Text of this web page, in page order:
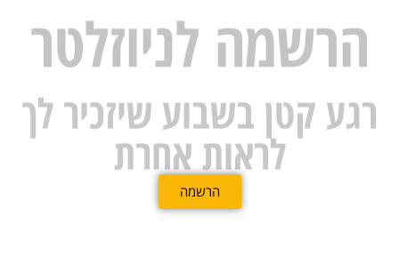
הרשמה לניוזלטר
רגע קטן בשבוע שיזכיר לך
לראות אחרת
הרשמה